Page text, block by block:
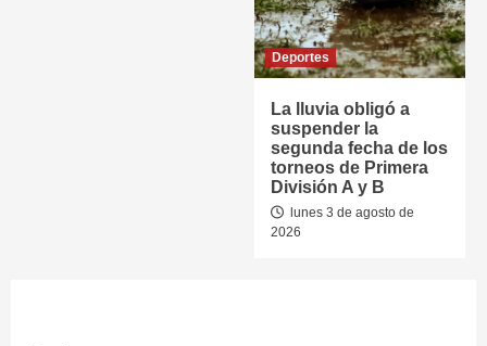
Deportes
La lluvia obligó a
suspender la
segunda fecha de los
torneos de Primera
División A y B
lunes 3 de agosto de
2026